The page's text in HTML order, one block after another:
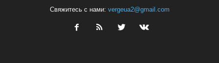
Свяжитесь с нами: vergeua2@gmail.com